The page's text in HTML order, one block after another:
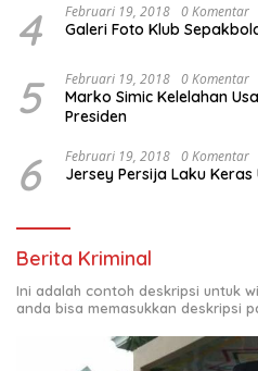
4 Februari 19, 2018 0 Komentar
Galeri Foto Klub
5 Februari 19, 2018 0 Komentar
Marko Simic Kelelahan
Presiden
6 Februari 19, 2018 0 Komentar
Jersey Persija Laku
Berita Kriminal
Ini adalah contoh deskripsi untuk
anda bisa memasukkan deskripsi